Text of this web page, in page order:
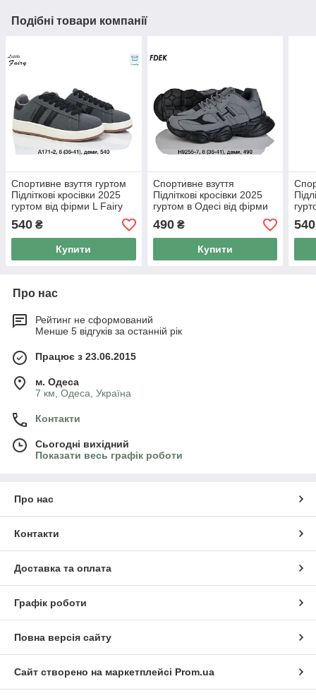
Подібні товари компанії
Спортивне взуття гуртом
Підліткові кросівки 2025
гуртом від фірми L Fairy
(36-41)
540 ₴
Купити
Спортивне взуття
Підліткові кросівки 2025
гуртом в Одесі від фірми
BBT (36-41)
490₴
Купити
(36-
540
Про нас
Рейтинг не сформований
Менше 5 відгуків за останній рік
Працює з 23.06.2015
м. Одеса
7 км, Одеса, Україна
Контакти
Сьогодні вихідний
Показати весь графік роботи
Про нас
Контакти
Доставка та оплата
Графік роботи
Повна версія сайту
Сайт створено на маркетплейсі Prom.ua